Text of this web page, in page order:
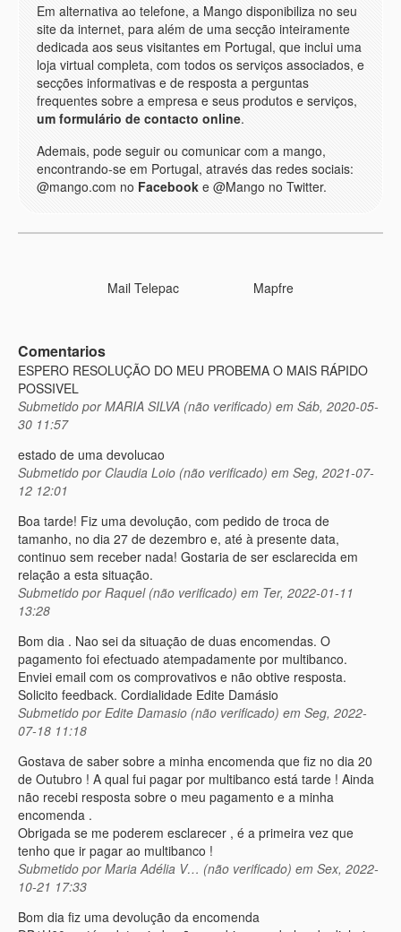
Em alternativa ao telefone, a Mango disponibiliza no seu
site da internet, para além de uma secção inteiramente
dedicada aos seus visitantes em Portugal, que inclui uma
loja virtual completa, com todos os serviços associados, e
secções informativas e de resposta a perguntas
frequentes sobre a empresa e seus produtos e serviços,
um formulário de contacto online.
Ademais, pode seguir ou comunicar com a mango,
encontrando-se em Portugal, através das redes sociais:
@mango.com no Facebook e @Mango no Twitter.
Mail Telepac Mapfre
Comentarios
ESPERO RESOLUÇÃO DO MEU PROBEMA O MAIS RÁPIDO
POSSIVEL
Submetido porMARIA SILVA (não verificado) em Sáb, 2020-05-
30 11:57
estado de uma devolucao
Submetido por Claudia Loio (não verificado) em Seg, 2021-07-
12 12:01
Boa tarde! Fiz uma devolução, com pedido de troca de
tamanho, no dia 27 de dezembro e, até à presente data,
continuo sem receber nada! Gostaria de ser esclarecida em
relação a esta situação.
Submetido porRaquel (não verificado) em Ter, 2022-01-11
13:28
Bom dia . Nao sei da situação de duas encomendas. O
pagamento foi efectuado atempadamente por multibanco.
Enviei email com os comprovativos e não obtive resposta.
Solicito feedback. Cordialidade Edite Damásio
Submetido porEdite Damasio (não verificado) em Seg, 2022-
07-18 11:18
Gostava de saber sobre a minha encomenda que fiz no dia 20
de Outubro ! A qual fui pagar por multibanco está tarde ! Ainda
não recebi resposta sobre o meu pagamento e a minha
encomenda .
Obrigada se me poderem esclarecer , é a primeira vez que
tenho que ir pagar ao multibanco !
Submetido porMaria Adélia V… (não verificado) em Sex, 2022-
10-21 17:33
Bom dia fiz uma devolução da encomenda